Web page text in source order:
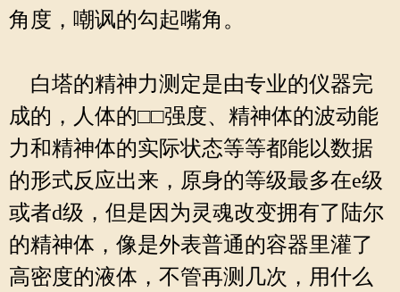
角度，嘲讽的勾起嘴角。
白塔的精神力测定是由专业的仪器完
成的，人体的□□强度、精神体的波动能
力和精神体的实际状态等等都能以数据
的形式反应出来，原身的等级最多在e级
或者d级，但是因为灵魂改变拥有了陆尔
的精神体，像是外表普通的容器里灌了
高密度的液体，不管再测几次，用什么